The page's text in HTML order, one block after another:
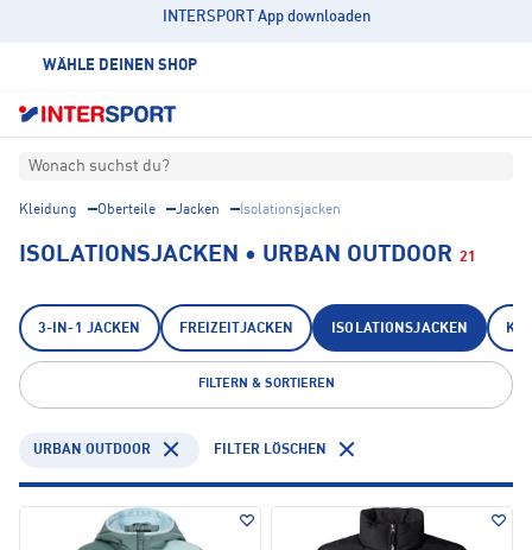
INTERSPORT App downloaden
WÄHLE DEINEN SHOP
Wonach suchst du?
Kleidung Oberteile Jacken Isolationsjacken
ISOLATIONSJACKEN • URBAN OUTDOOR 21
3-IN-1 JACKEN FREIZEITJACKEN ISOLATIONSJACKEN
FILTERN & SORTIEREN
URBAN OUTDOOR FILTER LÖSCHEN